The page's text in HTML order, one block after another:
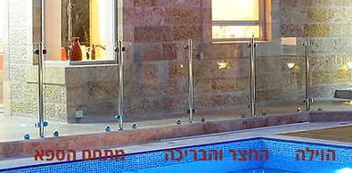
מתחם הספא החצר והבריכה הוילה